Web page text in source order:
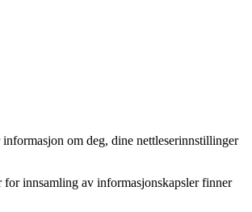
om deg, dine nettleserinnstillinger
innsamling av informasjonskapsler finner